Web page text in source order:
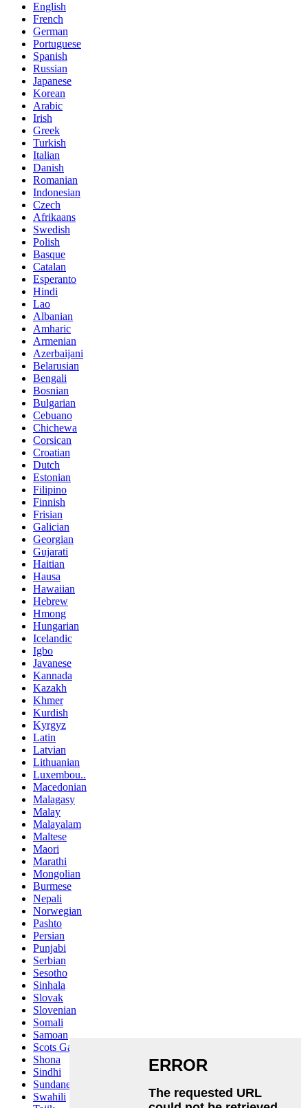
English
French
German
Portuguese
Spanish
Russian
Japanese
Korean
Arabic
Irish
Greek
Turkish
Italian
Danish
Romanian
Indonesian
Czech
Afrikaans
Swedish
Polish
Basque
Catalan
Esperanto
Hindi
Lao
Albanian
Amharic
Armenian
Azerbaijani
Belarusian
Bengali
Bosnian
Bulgarian
Cebuano
Chichewa
Corsican
Croatian
Dutch
Estonian
Filipino
Finnish
Frisian
Galician
Georgian
Gujarati
Haitian
Hausa
Hawaiian
Hebrew
Hmong
Hungarian
Icelandic
Igbo
Javanese
Kannada
Kazakh
Khmer
Kurdish
Kyrgyz
Latin
Latvian
Lithuanian
Luxembou..
Macedonian
Malagasy
Malay
Malayalam
Maltese
Maori
Marathi
Mongolian
Burmese
Nepali
Norwegian
Pashto
Persian
Punjabi
Serbian
Sesotho
Sinhala
Slovak
Slovenian
Somali
Samoan
Scots Gaelic
Shona
Sindhi
Sundanese
Swahili